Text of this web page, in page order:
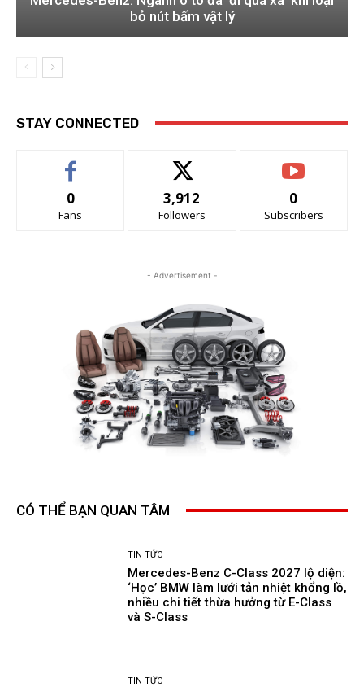
bỏ nút bấm vật lý
STAY CONNECTED
0
Fans
3,912
Followers
0
Subscribers
- Advertisement -
CÓ THỂ BẠN QUAN TÂM
TIN TỨC
Mercedes-Benz C-Class 2027 lộ diện:
‘Học’ BMW làm lưới tản nhiệt khổng lồ,
nhiều chi tiết thừa hưởng từ E-Class
và S-Class
TIN TỨC